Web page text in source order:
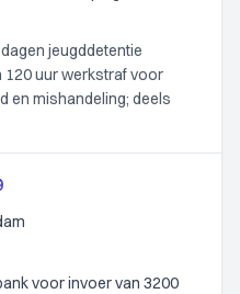
jeugddetentie
120 uur werkstraf voor
en mishandeling; deels
voor invoer van 3200